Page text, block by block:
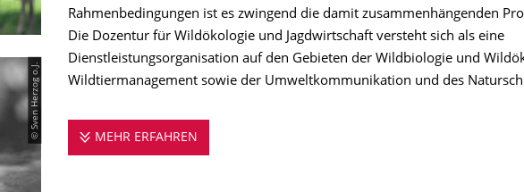
© Sven Herzog o.J.
Rahmenbedingungen ist es zwingend die damit zusammenhängenden
Die Dozentur für Wildökologie und Jagdwirtschaft versteht sich als eine
Dienstleistungsorganisation auf den Gebieten der Wildbiologie und
Wildtiermanagement sowie der Umweltkommunikation und des
MEHR ERFAHREN